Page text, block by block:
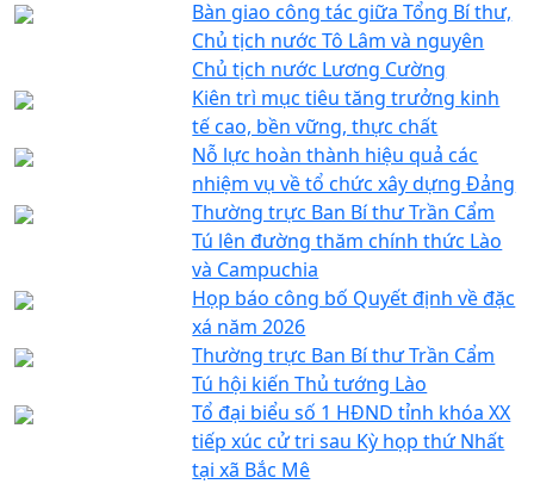
Bàn giao công tác giữa Tổng Bí thư,
Chủ tịch nước Tô Lâm và nguyên
Chủ tịch nước Lương Cường
Kiên trì mục tiêu tăng trưởng kinh
tế cao, bền vững, thực chất
Nỗ lực hoàn thành hiệu quả các
nhiệm vụ về tổ chức xây dựng Đảng
Thường trực Ban Bí thư Trần Cẩm
Tú lên đường thăm chính thức Lào
và Campuchia
Họp báo công bố Quyết định về đặc
xá năm 2026
Thường trực Ban Bí thư Trần Cẩm
Tú hội kiến Thủ tướng Lào
Tổ đại biểu số 1 HĐND tỉnh khóa XX
tiếp xúc cử tri sau Kỳ họp thứ Nhất
tại xã Bắc Mê